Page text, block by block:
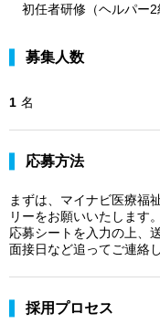
初任者研修（ヘルパー2
募集人数
1 名
応募方法
まずは、マイナビ医療福
リーをお願いいたします。
応募シートを入力の上、
面接日など追ってご連絡し
採用プロセス